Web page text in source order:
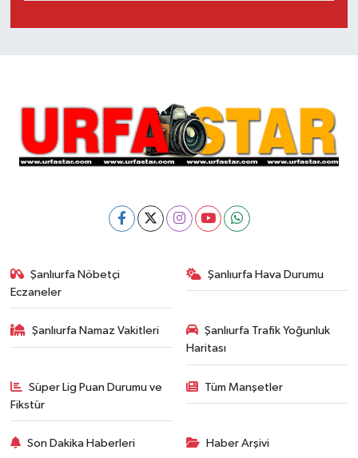
Şanlıurfa Nöbetçi
Eczaneler
Şanlıurfa Hava Durumu
Şanlıurfa Namaz Vakitleri
Şanlıurfa Trafik Yoğunluk
Haritası
Süper Lig Puan Durumu ve
Fikstür
Tüm Manşetler
Son Dakika Haberleri Haber Arşivi